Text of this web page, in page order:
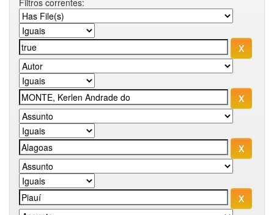
Filtros correntes: